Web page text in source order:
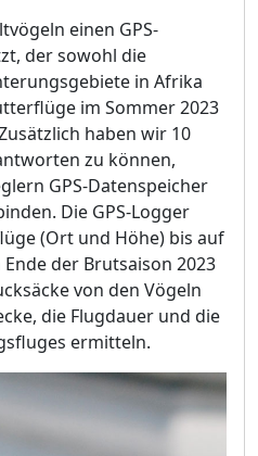
einen GPS-
der sowohl die
in Afrika
im Sommer 2023
haben wir 10
zu können,
GPS-Datenspeicher
Die GPS-Logger
(Ort und Höhe) bis auf
der Brutsaison 2023
von den Vögeln
die Flugdauer und die
ermitteln.